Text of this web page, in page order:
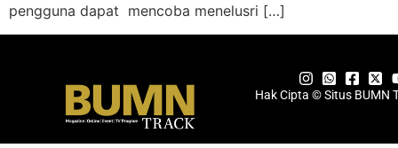
pengguna dapat mencoba menelusri […]
Hak Cipta © Situs BUMN